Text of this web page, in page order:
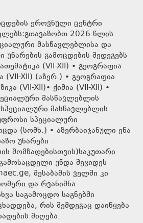
ეროვნული ცენტრი
2026 წლის
მასწავლებლისა და
გამოცდების შედეგებს
(VII-XII) • გეოგრაფია
(VII-XII) (აზერ.) • გეოგრაფია
(VII-XII)• ქიმია (VII-XII) •
მასწავლებლის
მასწავლებლის
სპეციალური
(სომხ.) • აზერბაიჯანული ენა
უნარები
მომზადებისთვის)საკუთარი
უნდა შევიდეს
შესაბამის ველში კი
და რვანიშნა
საგამოცდო საგნებში
რის შემდეგაც დაიწყება
მიღება.